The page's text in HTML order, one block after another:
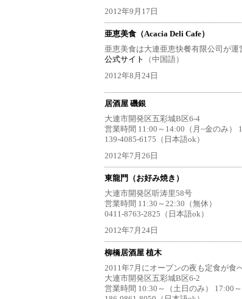
2012年9月17日
亜恵美食（Acacia Deli Cafe）
亜恵美食は大連亜恵快餐有限公司が運
公式サイト
（中国語）
2012年8月24日
居酒屋 磯銀
大連市開発区五彩城B区6-4
営業時間 11:00～14:00（月~金のみ）
139-4085-6175（日本語ok）
2012年7月26日
東龍門（お好み焼き）
大連市開発区听涛里58号
営業時間 11:30～22:30（無休）
0411-8763-2825（日本語ok）
2012年7月24日
柳橋居酒屋 植木
2011年7月にオープンの夜も定食が食
大連市開発区五彩城B区6-2
営業時間 10:30～（土日のみ） 17:00